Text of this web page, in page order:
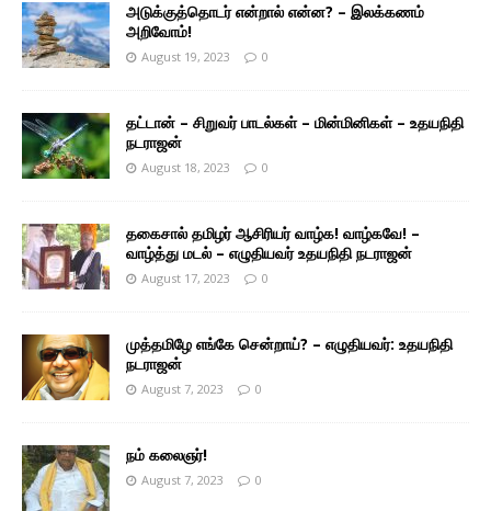
அடுக்குத்தொடர் என்றால் என்ன? – இலக்கணம்
அறிவோம்!
August 19, 2023 0
தட்டான் – சிறுவர் பாடல்கள் – மின்மினிகள் – உதயநிதி
நடராஜன்
August 18, 2023 0
தகைசால் தமிழர் ஆசிரியர் வாழ்க! வாழ்கவே! –
வாழ்த்து மடல் – எழுதியவர் உதயநிதி நடராஜன்
August 17, 2023 0
முத்தமிழே எங்கே சென்றாய்? – எழுதியவர்: உதயநிதி
நடராஜன்
August 7, 2023 0
நம் கலைஞர்!
August 7, 2023 0